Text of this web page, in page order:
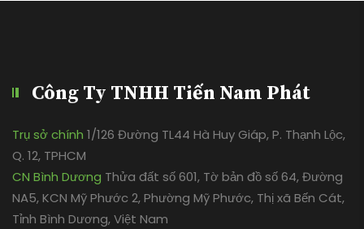
Công Ty TNHH Tiến Nam Phát
Trụ sở chính 1/126 Đường TL44 Hà Huy Giáp, P. Thạnh Lộc,
Q. 12, TPHCM
CN Bình Dương Thửa đất số 601, Tờ bản đồ số 64, Đường
NA5, KCN Mỹ Phước 2, Phường Mỹ Phước, Thị xã Bến Cát,
Tỉnh Bình Dương, Việt Nam